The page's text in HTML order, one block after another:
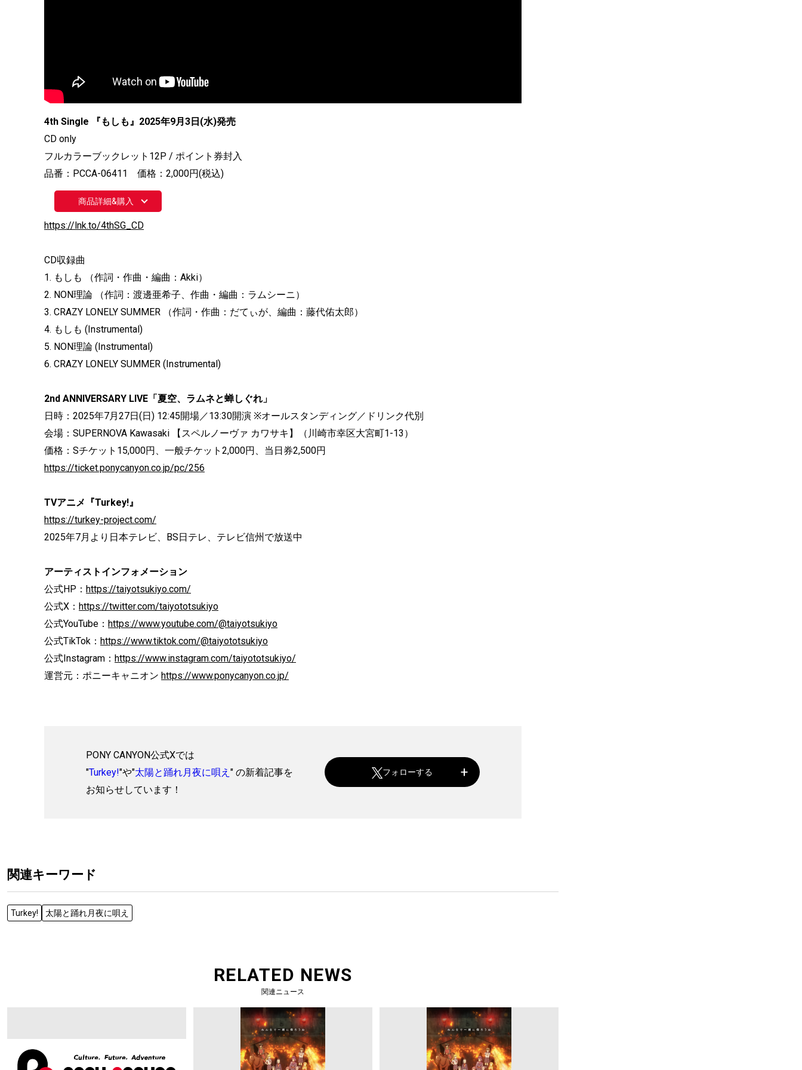
4th Single 『もしも』2025年9月3日(水)発売
CD only
フルカラーブックレット12P / ポイント券封入
品番：PCCA-06411 価格：2,000円(税込)
商品詳細&購入
https://lnk.to/4thSG_CD
CD収録曲
1. もしも （作詞・作曲・編曲：Akki）
2. NON理論 （作詞：渡邊亜希子、作曲・編曲：ラムシーニ）
3. CRAZY LONELY SUMMER （作詞・作曲：だてぃが、編曲：藤代佑太郎）
4. もしも (Instrumental)
5. NON理論 (Instrumental)
6. CRAZY LONELY SUMMER (Instrumental)
2nd ANNIVERSARY LIVE「夏空、ラムネと蝉しぐれ」
日時：2025年7月27日(日) 12:45開場／13:30開演 ※オールスタンディング／ドリンク代別
会場：SUPERNOVA Kawasaki 【スペルノーヴァ カワサキ】（川崎市幸区大宮町1-13）
価格：Sチケット15,000円、一般チケット2,000円、当日券2,500円
https://ticket.ponycanyon.co.jp/pc/256
TVアニメ『Turkey!』
https://turkey-project.com/
2025年7月より日本テレビ、BS日テレ、テレビ信州で放送中
アーティストインフォメーション
公式HP： https://taiyotsukiyo.com/
公式X： https://twitter.com/taiyototsukiyo
公式YouTube： https://www.youtube.com/@taiyotsukiyo
公式TikTok： https://www.tiktok.com/@taiyototsukiyo
公式Instagram： https://www.instagram.com/taiyototsukiyo/
運営元：ポニーキャニオン https://www.ponycanyon.co.jp/
PONY CANYON公式Xでは
"Turkey!"や"太陽と踊れ月夜に唄え " の新着記事を
お知らせしています！
フォローする
関連キーワード
Turkey! 太陽と踊れ月夜に唄え
RELATED NEWS
関連ニュース